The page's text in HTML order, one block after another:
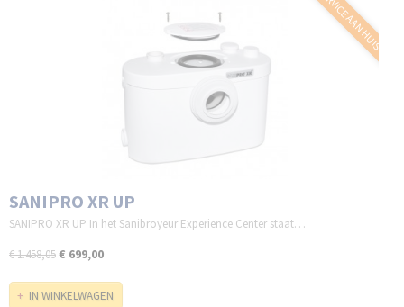
SERVICE AAN HUIS
SANIPRO XR UP
SANIPRO XR UP In het Sanibroyeur Experience Center staat…
€ 1.458,05€ 699,00
IN WINKELWAGEN